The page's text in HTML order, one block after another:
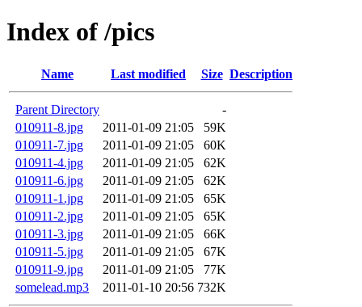
Index of /pics
Name Last modified Size Description
Parent Directory
-
010911-8.jpg
2011-01-09 21:05
59K
010911-7.jpg
2011-01-09 21:05
60K
010911-4.jpg
2011-01-09 21:05
62K
010911-6.jpg
2011-01-09 21:05
62K
010911-1.jpg
2011-01-09 21:05
65K
010911-2.jpg
2011-01-09 21:05
65K
010911-3.jpg
2011-01-09 21:05
66K
010911-5.jpg
2011-01-09 21:05
67K
010911-9.jpg
2011-01-09 21:05
77K
somelead.mp3
2011-01-10 20:56 732K